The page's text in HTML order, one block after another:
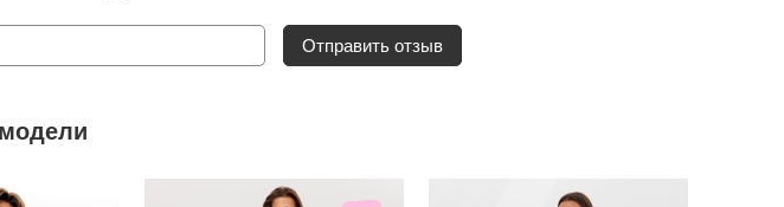
Отправить отзыв